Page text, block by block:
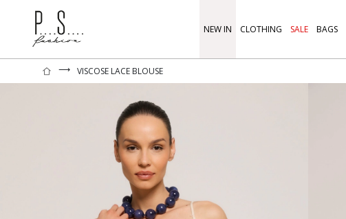
NEW IN CLOTHING SALE BAGS
⟶ VISCOSE LACE BLOUSE